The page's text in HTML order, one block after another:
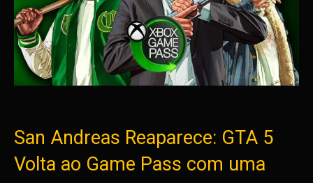
San Andreas Reaparece: GTA 5
Volta ao Game Pass com uma